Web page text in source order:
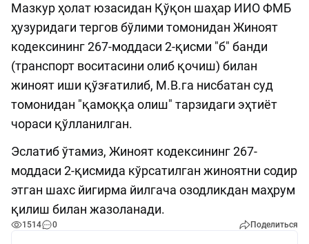
Мазкур ҳолат юзасидан Қўқон шаҳар ИИО ФМБ
ҳузуридаги тергов бўлими томонидан Жиноят
кодексининг 267-моддаси 2-қисми "б" банди
(транспорт воситасини олиб қочиш) билан
жиноят иши қўзғатилиб, М.В.га нисбатан суд
томонидан "қамоққа олиш" тарзидаги эҳтиёт
чораси қўлланилган.
Эслатиб ўтамиз, Жиноят кодексининг 267-
моддаси 2-қисмида кўрсатилган жиноятни содир
этган шахс йигирма йилгача озодликдан маҳрум
қилиш билан жазоланади.
1514 0 Поделиться